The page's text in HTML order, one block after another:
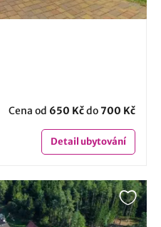
Cena od 650 Kčdo700 Kč
Detailubytování